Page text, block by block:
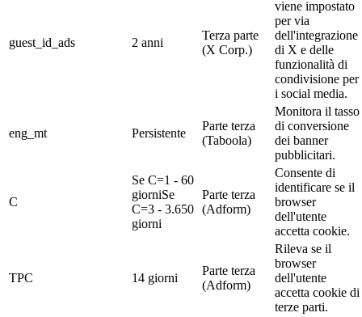
guest_id_ads 2 anni
Terza parte
(X Corp.)
viene impostato
per via
dell'integrazione
di X e delle
funzionalità di
condivisione per
i social media.
eng_mt Persistente
Parte terza
(Taboola)
Monitora il tasso
di conversione
dei banner
pubblicitari.
C
Se C=1 - 60
giorniSe
C=3 - 3.650
giorni
Parte terza
(Adform)
Consente di
identificare se il
browser
dell'utente
accetta cookie.
TPC 14 giorni
Parte terza
(Adform)
Rileva se il
browser
dell'utente
accetta cookie di
terze parti.